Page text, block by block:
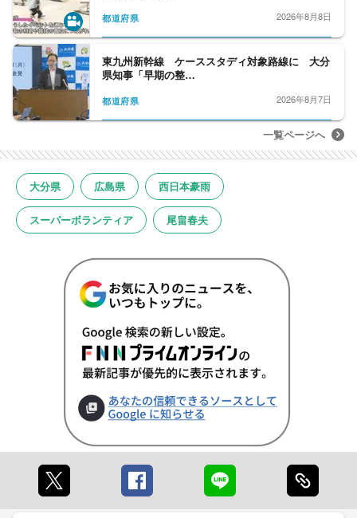
都道府県 2026年8月8日
東九州新幹線 ケーススタディ対象路線に 大分
県知事「早期の整…
都道府県 2026年8月7日
一覧ページへ
大分県 広島県 西日本豪雨
スーパーボランティア 尾畠春夫